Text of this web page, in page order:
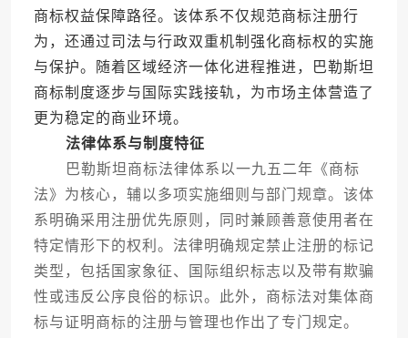
商标权益保障路径。该体系不仅规范商标注册行
为，还通过司法与行政双重机制强化商标权的实施
与保护。随着区域经济一体化进程推进，巴勒斯坦
商标制度逐步与国际实践接轨，为市场主体营造了
更为稳定的商业环境。
法律体系与制度特征
巴勒斯坦商标法律体系以一九五二年《商标
法》为核心，辅以多项实施细则与部门规章。该体
系明确采用注册优先原则，同时兼顾善意使用者在
特定情形下的权利。法律明确规定禁止注册的标记
类型，包括国家象征、国际组织标志以及带有欺骗
性或违反公序良俗的标识。此外，商标法对集体商
标与证明商标的注册与管理也作出了专门规定。